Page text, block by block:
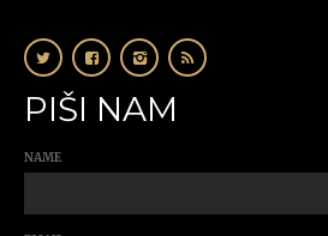
PIŠI NAM
NAME